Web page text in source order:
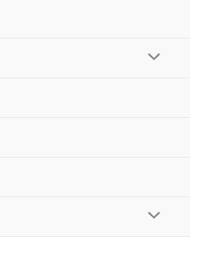
Menu
Menu